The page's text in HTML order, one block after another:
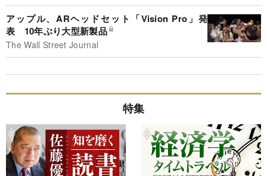
アップル、ARヘッドセット「Vision Pro」発
表 10年ぶり大型新製品
The Wall Street Journal
特集